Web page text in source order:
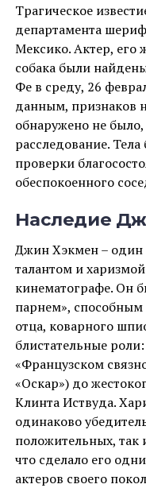
Трагическое
департамента
Мексико. Актер, его
собака были
Фе в среду, 26
данным, признаков
обнаружено не
расследование.
проверки
обеспокоенного
Наследие
Джин Хэкмен – один
талантом и
кинематографе. Он
парнем», способным
отца, коварного
блистательные
«Французском
«Оскар») до
Клинта Иствуда.
одинаково
положительных, так
что сделало его
актеров своего